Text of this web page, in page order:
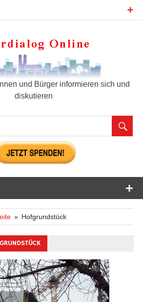
und Bürger informieren sich und
diskutieren
Hofgrundstück